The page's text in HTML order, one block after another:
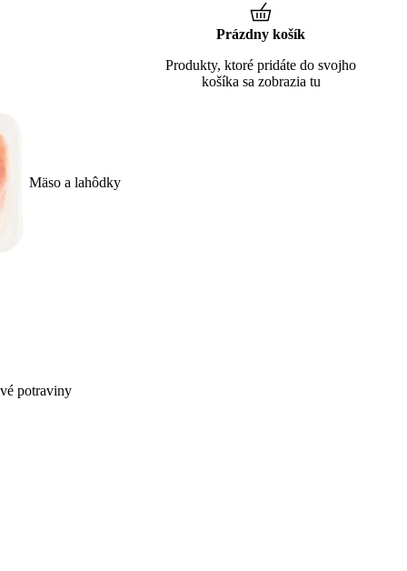
Mäso a lahôdky
potraviny
Prázdny košík
Produkty, ktoré pridáte do svojho
košíka sa zobrazia tu